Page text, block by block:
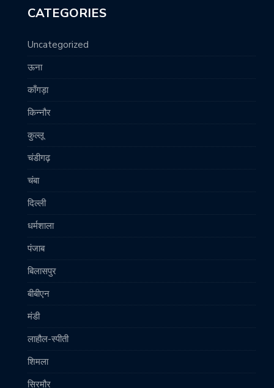
CATEGORIES
Uncategorized
ऊना
काँगड़ा
किन्नौर
कुल्लू
चंडीगढ़
चंबा
दिल्ली
धर्मशाला
पंजाब
बिलासपुर
बीबीएन
मंडी
लाहौल-स्पीती
शिमला
सिरमौर